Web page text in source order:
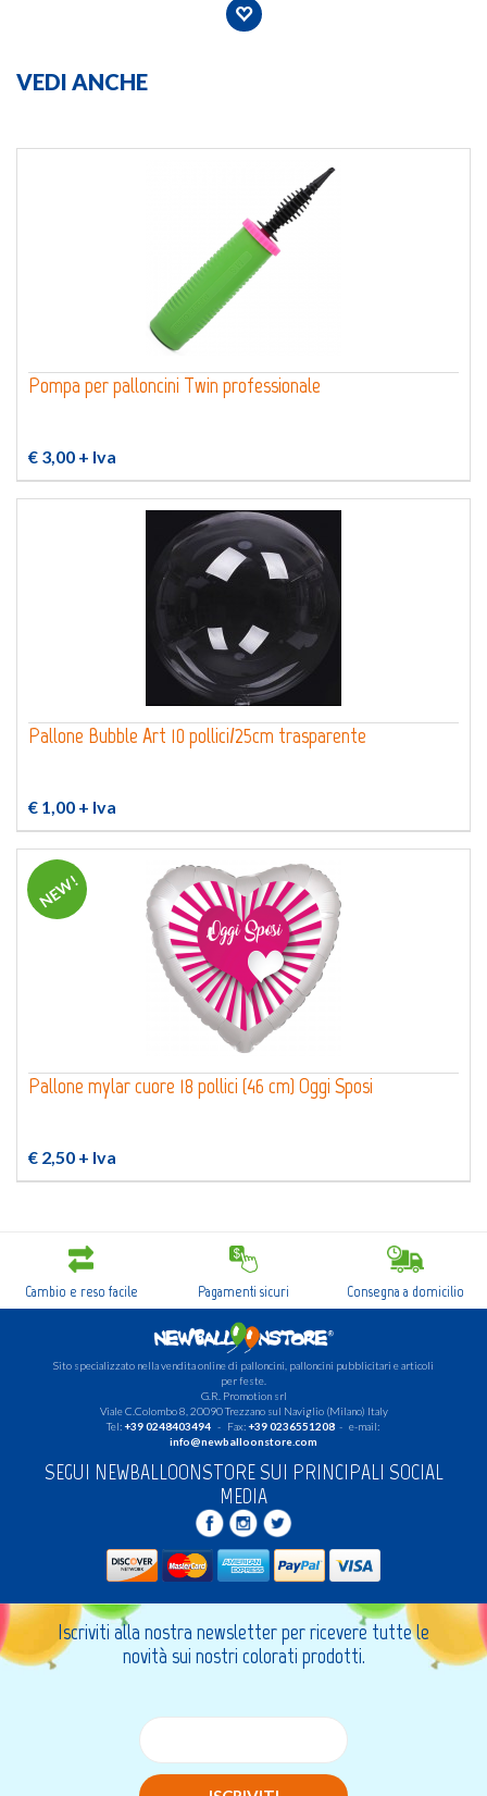
VEDI ANCHE
Pompa per palloncini Twin professionale
€ 3,00 + Iva
Pallone Bubble Art 10 pollici/25cm trasparente
€ 1,00 + Iva
NEW!
Pallone mylar cuore 18 pollici (46 cm) Oggi Sposi
€ 2,50 + Iva
Cambio e reso facile Pagamenti sicuri Consegna a domicilio
Sito specializzato nella vendita online di palloncini, palloncini pubblicitari e articoli
per feste.
G.R. Promotion srl
Viale C.Colombo 8, 20090 Trezzano sul Naviglio (Milano) Italy
Tel:+39 0248403494- Fax:+39 0236551208- e-mail:
info@newballoonstore.com
SEGUI NEWBALLOONSTORE SUI PRINCIPALI SOCIAL
MEDIA
Iscriviti alla nostra newsletter per ricevere tutte le
novità sui nostri colorati prodotti.